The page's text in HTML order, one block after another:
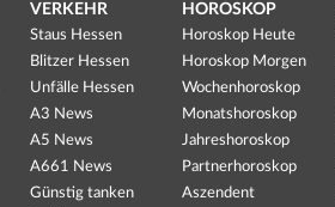
VERKEHR
Staus Hessen
Blitzer Hessen
Unfälle Hessen
A3 News
A5 News
A661 News
Günstig tanken
HOROSKOP
Horoskop Heute
Horoskop Morgen
Wochenhoroskop
Monatshoroskop
Jahreshoroskop
Partnerhoroskop
Aszendent